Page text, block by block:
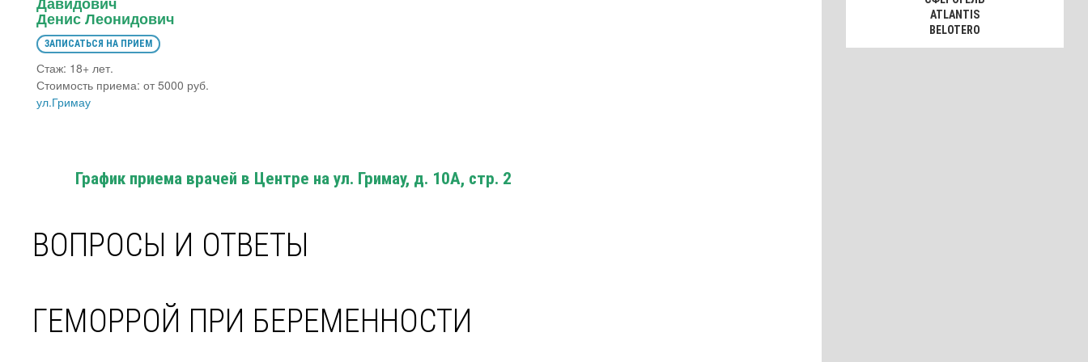
Денис Леонидович
ЗАПИСАТЬСЯ НА ПРИЕМ
Стаж: 18+ лет.
Стоимость приема: от 5000 руб.
ул.Гримау
График приема врачей в Центре на ул. Гримау, д. 10А, стр. 2
ВОПРОСЫ И ОТВЕТЫ
ГЕМОРРОЙ ПРИ БЕРЕМЕННОСТИ
ATLANTIS
BELOTERO